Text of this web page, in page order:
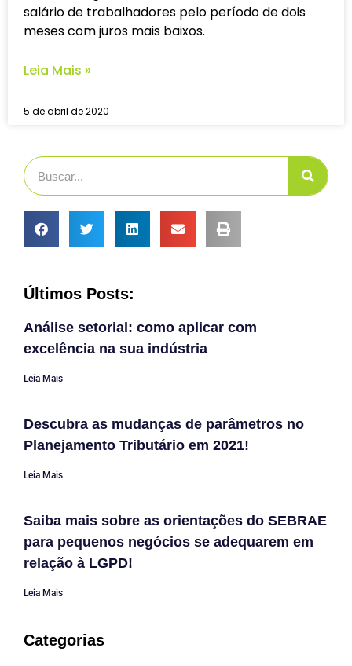
salário de trabalhadores pelo período de dois
meses com juros mais baixos.
Leia Mais »
5 de abril de 2020
Últimos Posts:
Análise setorial: como aplicar com
excelência na sua indústria
Leia Mais
Descubra as mudanças de parâmetros no
Planejamento Tributário em 2021!
Leia Mais
Saiba mais sobre as orientações do SEBRAE
para pequenos negócios se adequarem em
relação à LGPD!
Leia Mais
Categorias